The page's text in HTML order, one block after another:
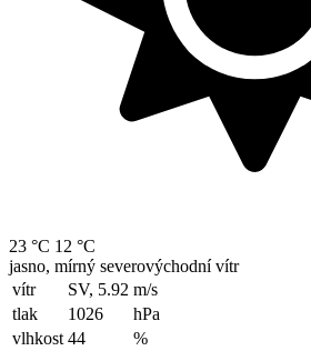
23 °C 12 °C
jasno, mírný severovýchodní vítr
vítr
SV, 5.92 m/s
tlak
1026
hPa
vlhkost 44
%